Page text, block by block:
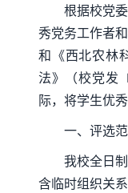
根据校党
秀党务工作者
和《西北农林
法》（校党发
际，将学生优
一、评选
我校全日
含临时组织关